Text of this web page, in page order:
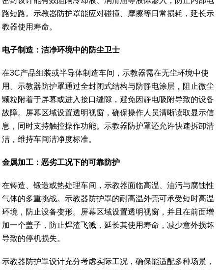
路短路。示教器防护罩能应对碰撞、摩擦等日常损耗，延长示
教器使用寿命。
电子制造：洁净环境中的防尘卫士
在3C产品组装或半导体制造车间，示教器需在无尘环境中使
用。示教器防护罩通过全封闭式结构与防静电涂层，阻止微尘
颗粒附着于屏幕或进入接口缝隙，避免因静电吸附导致的设备
故障。屏幕区域设置透明视窗，确保操作人员清晰读取显示信
息，同时支持触控操作功能。示教器防护罩还允许快速拆卸清
洁，维持车间洁净度标准。
金属加工：恶劣工况下的可靠防护
在铸造、锻造或热处理车间，示教器面临高温、油污与腐蚀性
气体的多重挑战。示教器防护罩的耐高温外壳可承受短时高温
环境，防止设备变形。屏幕区域设置透明视窗，并且在前面增
加一个盖子，防止焊渣飞溅，延长其使用寿命，减少意外损坏
导致的停机损失。
示教器防护罩设计充分考虑实际工况，确保能适配多种场景，